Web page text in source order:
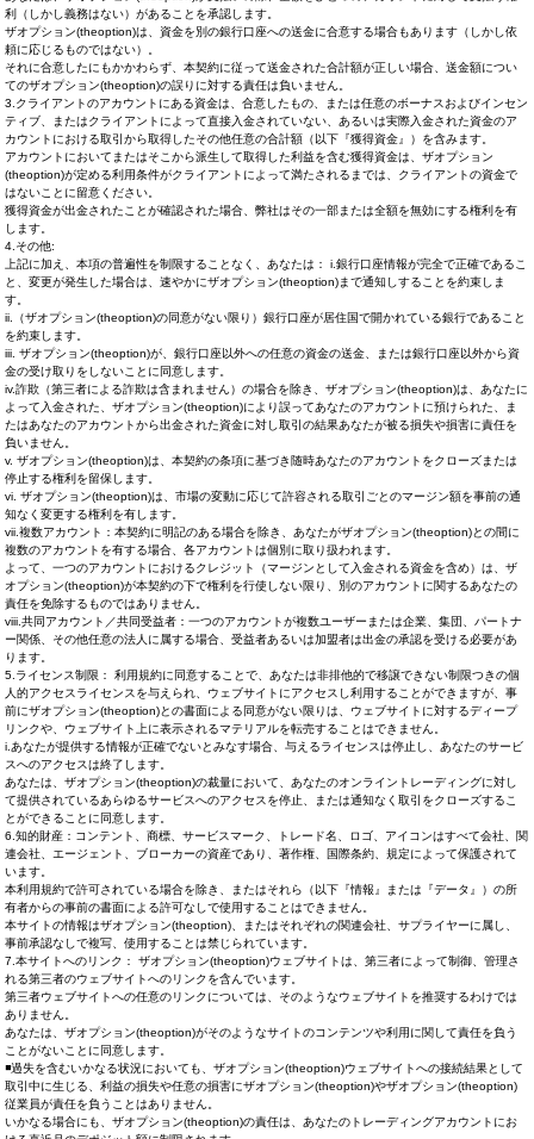
利（しかし義務はない）があることを承認します。
ザオプション(theoption)は、資金を別の銀行口座への送金に合意する場合もあります（しかし依
頼に応じるものではない）。
それに合意したにもかかわらず、本契約に従って送金された合計額が正しい場合、送金額につい
てのザオプション(theoption)の誤りに対する責任は負いません。
3.クライアントのアカウントにある資金は、合意したもの、または任意のボーナスおよびインセン
ティブ、またはクライアントによって直接入金されていない、あるいは実際入金された資金のア
カウントにおける取引から取得したその他任意の合計額（以下『獲得資金』）を含みます。
アカウントにおいてまたはそこから派生して取得した利益を含む獲得資金は、ザオプション
(theoption)が定める利用条件がクライアントによって満たされるまでは、クライアントの資金で
はないことに留意ください。
獲得資金が出金されたことが確認された場合、弊社はその一部または全額を無効にする権利を有
します。
4.その他:
上記に加え、本項の普遍性を制限することなく、あなたは： i.銀行口座情報が完全で正確であるこ
と、変更が発生した場合は、速やかにザオプション(theoption)まで通知しすることを約束しま
す。
ii.（ザオプション(theoption)の同意がない限り）銀行口座が居住国で開かれている銀行であること
を約束します。
iii. ザオプション(theoption)が、銀行口座以外への任意の資金の送金、または銀行口座以外から資
金の受け取りをしないことに同意します。
iv.詐欺（第三者による詐欺は含まれません）の場合を除き、ザオプション(theoption)は、あなたに
よって入金された、ザオプション(theoption)により誤ってあなたのアカウントに預けられた、ま
たはあなたのアカウントから出金された資金に対し取引の結果あなたが被る損失や損害に責任を
負いません。
v. ザオプション(theoption)は、本契約の条項に基づき随時あなたのアカウントをクローズまたは
停止する権利を留保します。
vi. ザオプション(theoption)は、市場の変動に応じて許容される取引ごとのマージン額を事前の通
知なく変更する権利を有します。
vii.複数アカウント：本契約に明記のある場合を除き、あなたがザオプション(theoption)との間に
複数のアカウントを有する場合、各アカウントは個別に取り扱われます。
よって、一つのアカウントにおけるクレジット（マージンとして入金される資金を含め）は、ザ
オプション(theoption)が本契約の下で権利を行使しない限り、別のアカウントに関するあなたの
責任を免除するものではありません。
viii.共同アカウント／共同受益者：一つのアカウントが複数ユーザーまたは企業、集団、パートナ
ー関係、その他任意の法人に属する場合、受益者あるいは加盟者は出金の承認を受ける必要があ
ります。
5.ライセンス制限： 利用規約に同意することで、あなたは非排他的で移譲できない制限つきの個
人的アクセスライセンスを与えられ、ウェブサイトにアクセスし利用することができますが、事
前にザオプション(theoption)との書面による同意がない限りは、ウェブサイトに対するディープ
リンクや、ウェブサイト上に表示されるマテリアルを転売することはできません。
i.あなたが提供する情報が正確でないとみなす場合、与えるライセンスは停止し、あなたのサービ
スへのアクセスは終了します。
あなたは、ザオプション(theoption)の裁量において、あなたのオンライントレーディングに対し
て提供されているあらゆるサービスへのアクセスを停止、または通知なく取引をクローズするこ
とができることに同意します。
6.知的財産：コンテント、商標、サービスマーク、トレード名、ロゴ、アイコンはすべて会社、関
連会社、エージェント、ブローカーの資産であり、著作権、国際条約、規定によって保護されて
います。
本利用規約で許可されている場合を除き、またはそれら（以下『情報』または『データ』）の所
有者からの事前の書面による許可なしで使用することはできません。
本サイトの情報はザオプション(theoption)、またはそれぞれの関連会社、サプライヤーに属し、
事前承認なしで複写、使用することは禁じられています。
7.本サイトへのリンク： ザオプション(theoption)ウェブサイトは、第三者によって制御、管理さ
れる第三者のウェブサイトへのリンクを含んでいます。
第三者ウェブサイトへの任意のリンクについては、そのようなウェブサイトを推奨するわけでは
ありません。
あなたは、ザオプション(theoption)がそのようなサイトのコンテンツや利用に関して責任を負う
ことがないことに同意します。
◾過失を含むいかなる状況においても、ザオプション(theoption)ウェブサイトへの接続結果として
取引中に生じる、利益の損失や任意の損害にザオプション(theoption)やザオプション(theoption)
従業員が責任を負うことはありません。
いかなる場合にも、ザオプション(theoption)の責任は、あなたのトレーディングアカウントにお